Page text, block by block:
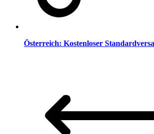
Österreich: Kostenloser